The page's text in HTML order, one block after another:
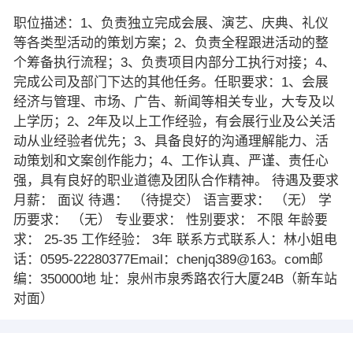
职位描述：1、负责独立完成会展、演艺、庆典、礼仪
等各类型活动的策划方案；2、负责全程跟进活动的整
个筹备执行流程；3、负责项目内部分工执行对接；4、
完成公司及部门下达的其他任务。任职要求：1、会展
经济与管理、市场、广告、新闻等相关专业，大专及以
上学历；2、2年及以上工作经验，有会展行业及公关活
动从业经验者优先；3、具备良好的沟通理解能力、活
动策划和文案创作能力；4、工作认真、严谨、责任心
强，具有良好的职业道德及团队合作精神。 待遇及要求
月薪： 面议 待遇： （待提交） 语言要求： （无） 学
历要求： （无） 专业要求： 性别要求： 不限 年龄要
求： 25-35 工作经验： 3年 联系方式联系人：林小姐电
话：0595-22280377Email：chenjq389@163。com邮
编：350000地 址：泉州市泉秀路农行大厦24B（新车站
对面）